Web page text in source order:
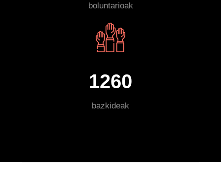
boluntarioak
1260
bazkideak